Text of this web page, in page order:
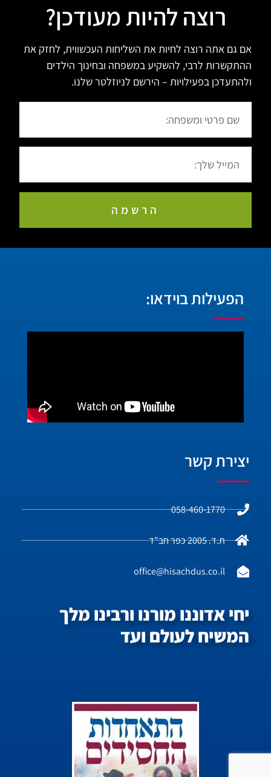
רוצה להיות מעודכן?
אם גם אתה רוצה לחיות את השליחות העכשווית, לחזק את
ההתקשרות לרבי, להשקיע במשפחה ובחינוך הילדים
ולהתעדכן בפעילויות – הירשם לניוזלטר שלנו.
הרשמה
הפעילות בוידאו:
יצירת קשר
058-460-1770
ת.ד. 2005 כפר חב"ד
office@hisachdus.co.il
יחי אדוננו מורנו ורבינו מלך
המשיח לעולם ועד